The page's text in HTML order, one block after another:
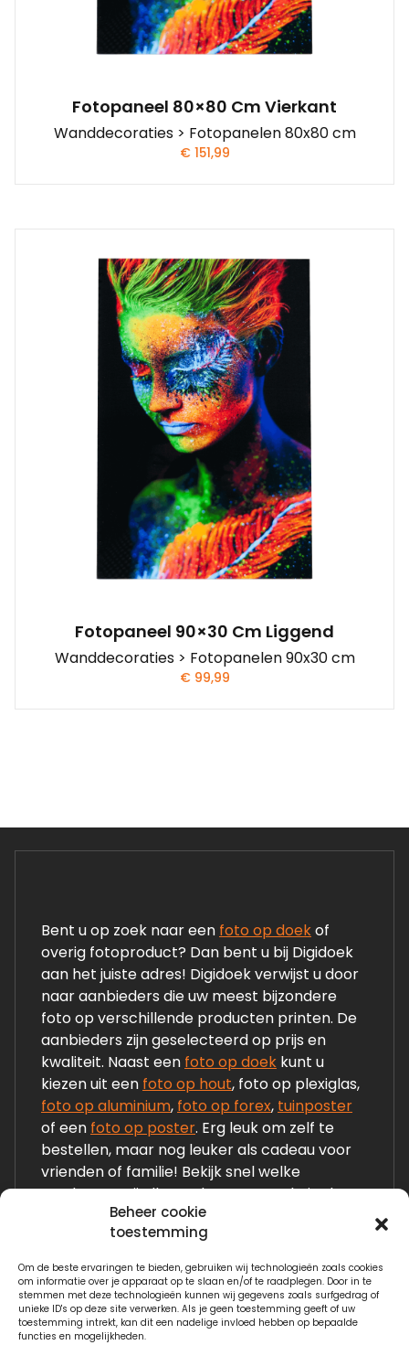
Beheer cookie
toestemming
Om de beste ervaringen te bieden, gebruiken wij technologieën zoals cookies
om informatie over je apparaat op te slaan en/of te raadplegen. Door in te
stemmen met deze technologieën kunnen wij gegevens zoals surfgedrag of
unieke ID's op deze site verwerken. Als je geen toestemming geeft of uw
toestemming intrekt, kan dit een nadelige invloed hebben op bepaalde
functies en mogelijkheden.
Fotopaneel 80×80 Cm Vierkant
Wanddecoraties > Fotopanelen 80x80 cm
€151,99
Fotopaneel 90×30 Cm Liggend
Wanddecoraties > Fotopanelen 90x30 cm
€99,99
Bent u op zoek naar een foto op doekof
overig fotoproduct? Dan bent u bij Digidoek
aan het juiste adres! Digidoek verwijst u door
naar aanbieders die uw meest bijzondere
foto op verschillende producten printen. De
aanbieders zijn geselecteerd op prijs en
kwaliteit. Naast een foto op doek kunt u
kiezen uit een foto op hout, foto op plexiglas,
foto op aluminium, foto op forex, tuinposter
of een foto op poster. Erg leuk om zelf te
bestellen, maar nog leuker als cadeau voor
vrienden of familie! Bekijk snel welke
producten wij allemaal op onze website laten
Links:
Fotogeschenken.nl